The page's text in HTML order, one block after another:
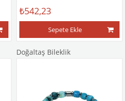
₺542,23
Sepete Ekle
Doğaltaş Bileklik